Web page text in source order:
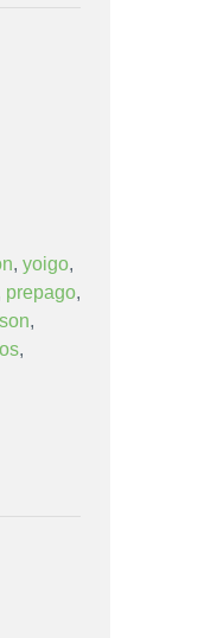
, yoigo,
prepago,
,
,